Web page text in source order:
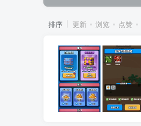
排序 更新 浏览 点赞